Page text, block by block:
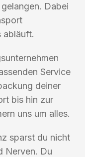
Dabei
abläuft.
Service
deiner
bis hin zur
uns um alles.
sparst du nicht
Nerven. Du